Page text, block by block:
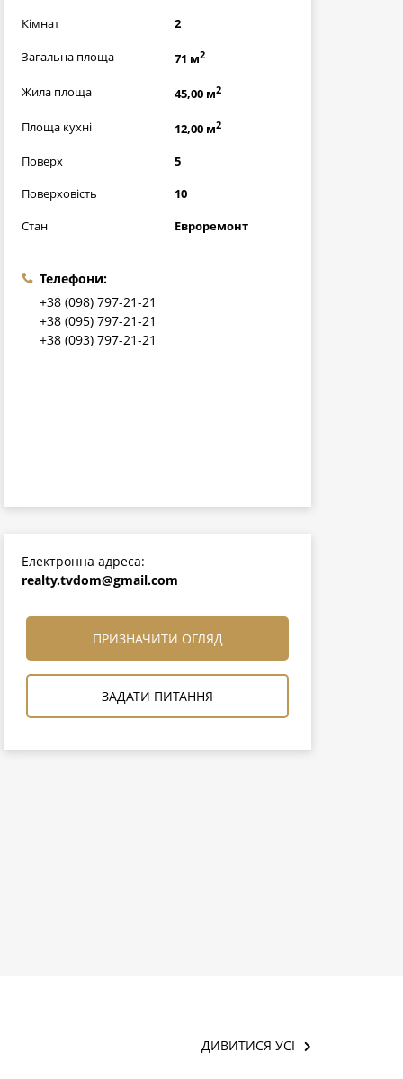
Кімнат
2
Загальна площа 71 м2
Жила площа 45,00 м2
Площа кухні 12,00 м2
Поверх
5
Поверховість
10
Стан
Евроремонт
Телефони:
+38 (098) 797-21-21
+38 (095) 797-21-21
+38 (093) 797-21-21
Електронна адреса:
realty.tvdom@gmail.com
ПРИЗНАЧИТИ ОГЛЯД
ЗАДАТИ ПИТАННЯ
ДИВИТИСЯ УСІ